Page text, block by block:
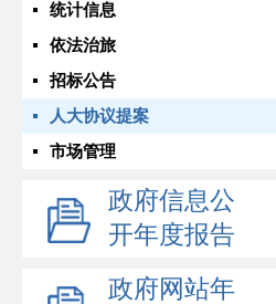
统计信息
依法治旅
招标公告
人大协议提案
市场管理
政府信息公
开年度报告
政府网站年